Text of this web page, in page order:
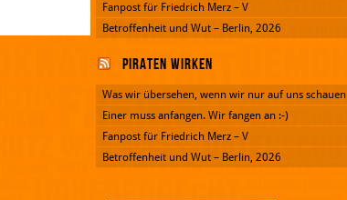
Fanpost für Friedrich Merz – V
Betroffenheit und Wut – Berlin, 2026
Piraten wirken
Was wir übersehen, wenn wir nur auf uns schauen
Einer muss anfangen. Wir fangen an :-)
Fanpost für Friedrich Merz – V
Betroffenheit und Wut – Berlin, 2026